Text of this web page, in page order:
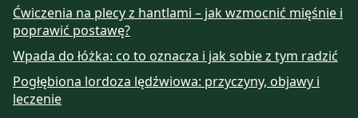
Ćwiczenia na plecy z hantlami – jak wzmocnić mięśnie i
poprawić postawę?
Wpada do łóżka: co to oznacza i jak sobie z tym radzić
Pogłębiona lordoza lędźwiowa: przyczyny, objawy i
leczenie